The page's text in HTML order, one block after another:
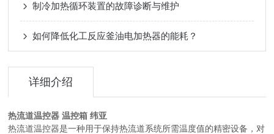
制冷加热循环装置的故障诊断与维护
如何降低化工反应釜油电加热器的能耗？
详细介绍
热流道温控器 温控箱 纬亚
热流道温控器是一种用于保持热流道系统所需温度值的精密设备，对